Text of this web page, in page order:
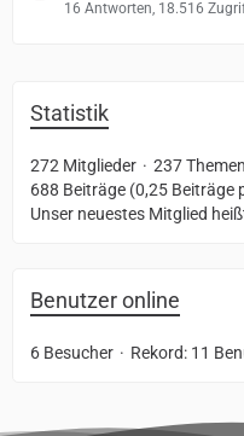
16 Antworten, 18.516
Statistik
272 Mitglieder
237 Themen
688 Beiträge (0,25 Beiträge
Unser neuestes Mitglied
Benutzer online
6 Besucher Rekord: 11